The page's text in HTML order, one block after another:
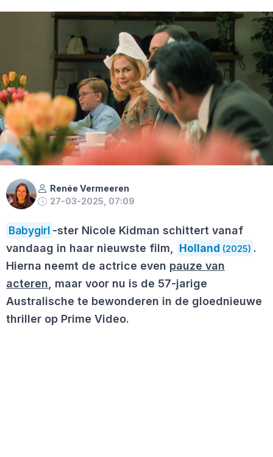
Renée Vermeeren
27-03-2025, 07:09
Babygirl -ster Nicole Kidman schittert vanaf
vandaag in haar nieuwste film, Holland (2025) .
Hierna neemt de actrice even pauze van
acteren, maar voor nu is de 57-jarige
Australische te bewonderen in de gloednieuwe
thriller op Prime Video.